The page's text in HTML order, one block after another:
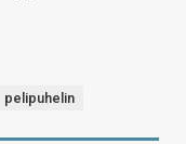
pelipuhelin